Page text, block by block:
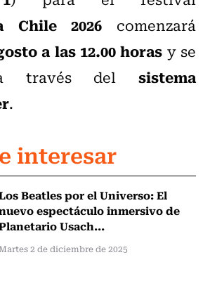
Chile 2026 comenzará
a las 12.00 horas y se
través del sistema
.
interesar
Beatles por el Universo: El
espectáculo inmersivo de
Usach...
2 de diciembre de 2025